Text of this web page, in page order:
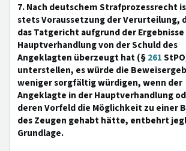
7. Nach deutschem Strafprozessrecht
stets Voraussetzung der Verurteilung,
das Tatgericht aufgrund der
Hauptverhandlung von der Schuld des
Angeklagten überzeugt hat (§261
unterstellen, es würde die
weniger sorgfältig würdigen, wenn der
Angeklagte in der Hauptverhandlung
deren Vorfeld die Möglichkeit zu einer
des Zeugen gehabt hätte, entbehrt
Grundlage.